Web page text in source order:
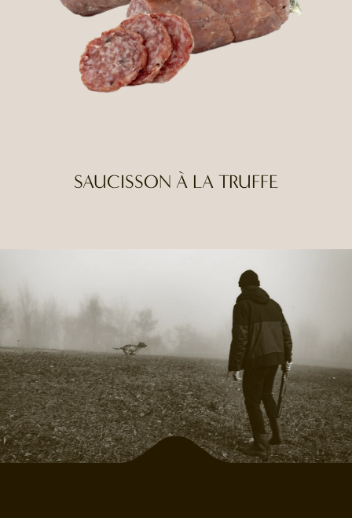
SAUCISSON À LA TRUFFE